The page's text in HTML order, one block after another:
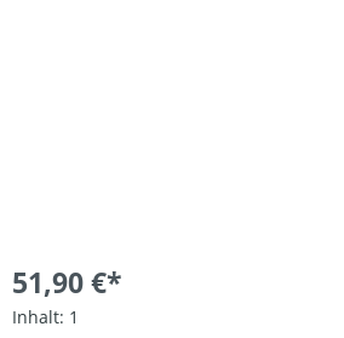
51,90 €*
Inhalt: 1